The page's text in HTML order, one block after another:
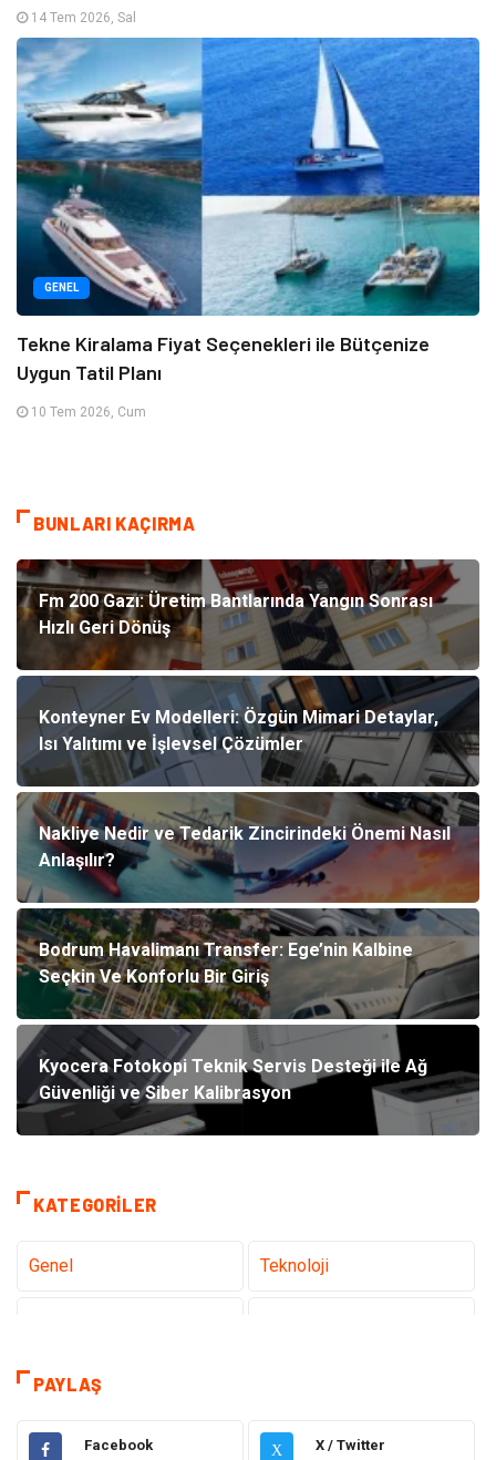
14 Tem 2026, Sal
GENEL
Tekne Kiralama Fiyat Seçenekleri ile Bütçenize
Uygun Tatil Planı
10 Tem 2026, Cum
BUNLARI KAÇIRMA
Fm 200 Gazı: Üretim Bantlarında Yangın Sonrası
Hızlı Geri Dönüş
Konteyner Ev Modelleri: Özgün Mimari Detaylar,
Isı Yalıtımı ve İşlevsel Çözümler
Nakliye Nedir ve Tedarik Zincirindeki Önemi Nasıl
Anlaşılır?
Bodrum Havalimanı Transfer: Ege’nin Kalbine
Seçkin Ve Konforlu Bir Giriş
Kyocera Fotokopi Teknik Servis Desteği ile Ağ
Güvenliği ve Siber Kalibrasyon
KATEGORILER
Genel Teknoloji
Eğitim
Dekorasyon Elektronik
PAYLAŞ
Facebook X X / Twitter